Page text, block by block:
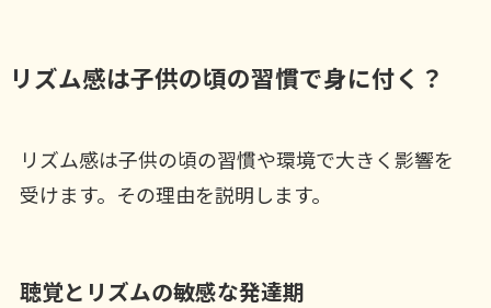
リズム感は子供の頃の習慣で身に付く？
リズム感は子供の頃の習慣や環境で大きく影響を
受けます。その理由を説明します。
聴覚とリズムの敏感な発達期